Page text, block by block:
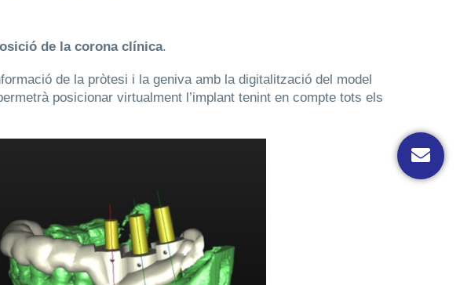
de la corona clínica.
de la pròtesi i la geniva amb la digitalització del model
posicionar virtualment l’implant tenint en compte tots els